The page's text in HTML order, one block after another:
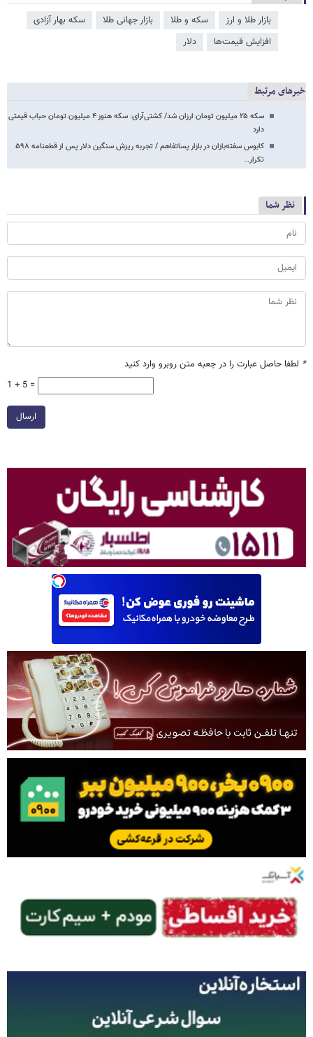
بازار طلا و ارز سکه و طلا بازار جهانی طلا
سکه بهار آزادی
افزایش قیمت‌ها
دلار
خبرهای مرتبط
سکه ۲۵ میلیون تومان ارزان شد/ کشتی‌آرای: سکه هنوز ۴ میلیون تومان حباب قیمتی
دارد
کابوس سفته‌بازان در بازار پساتفاهم / تجربه ریزش سنگین دلار پس از قطعنامه ۵۹۸
تکرار…
نظر شما
* لطفا حاصل عبارت را در جعبه متن روبرو وارد کنید
1 + 5 =
ارسال